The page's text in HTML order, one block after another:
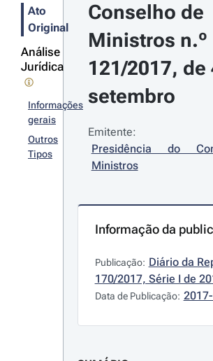
Ato
Original
Análise
Jurídica
Informações
gerais
Outros
Tipos
Conselho de
Ministros n.º
121/2017, de
setembro
Emitente:
Presidência do
Ministros
Informação da
Publicação: Diário da
170/2017, Série I de
Data de Publicação: